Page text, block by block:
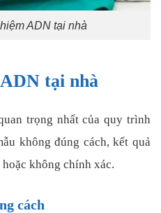
ADN tại nhà
tại nhà
trọng nhất của quy trình
không đúng cách, kết quả
không chính xác.
cách